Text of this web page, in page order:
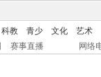
科教 青少 文化
艺术
赛事直播 网络